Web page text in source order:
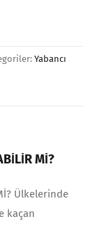
Yabancı
Mİ?
Ülkelerinde
kaçan